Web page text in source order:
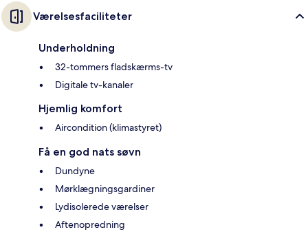
Værelsesfaciliteter
Underholdning
32-tommers fladskærms-tv
Digitale tv-kanaler
Hjemlig komfort
Aircondition (klimastyret)
Få en god nats søvn
Dundyne
Mørklægningsgardiner
Lydisolerede værelser
Aftenopredning